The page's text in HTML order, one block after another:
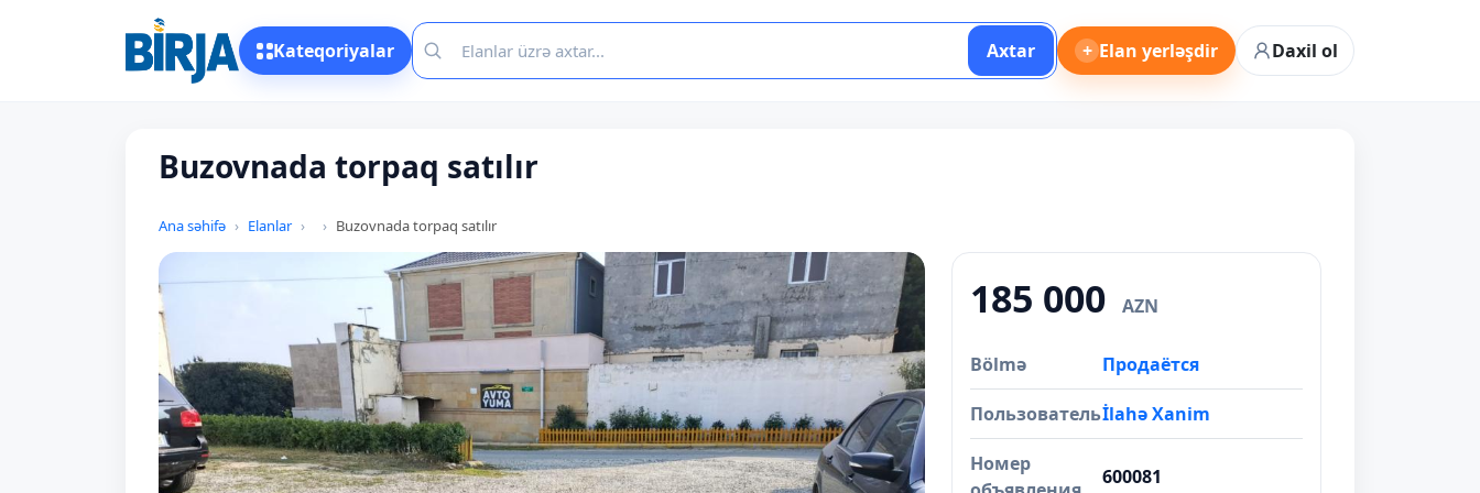
Kateqoriyalar Axtar + Elan yerləşdir Daxil ol
Buzovnada torpaq satılır
Ana səhifə Elanlar Buzovnada torpaq satılır
185 000 AZN
Bölmə Продаётся
Пользовательİlahə Xanim
Номер
600081